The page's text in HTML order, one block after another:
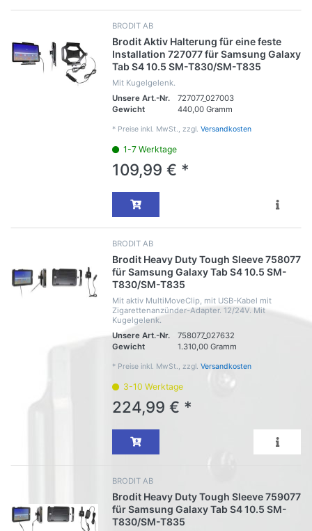
BRODIT AB
Brodit Aktiv Halterung für eine feste
Installation 727077 für Samsung Galaxy
Tab S4 10.5 SM-T830/SM-T835
Mit Kugelgelenk.
Unsere Art.-Nr.
727077_027003
Gewicht
440,00 Gramm
* Preise inkl. MwSt., zzgl. Versandkosten
1-7 Werktage
109,99 € *
BRODIT AB
Brodit Heavy Duty Tough Sleeve 758077
für Samsung Galaxy Tab S4 10.5 SM-
T830/SM-T835
Mit aktiv MultiMoveClip, mit USB-Kabel mit
Zigarettenanzünder-Adapter. 12/24V. Mit
Kugelgelenk.
Unsere Art.-Nr.
758077_027632
Gewicht
1.310,00 Gramm
* Preise inkl. MwSt., zzgl. Versandkosten
3-10 Werktage
224,99 € *
BRODIT AB
Brodit Heavy Duty Tough Sleeve 759077
für Samsung Galaxy Tab S4 10.5 SM-
T830/SM-T835